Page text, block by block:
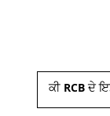
ਕੀ RCB ਦੇ